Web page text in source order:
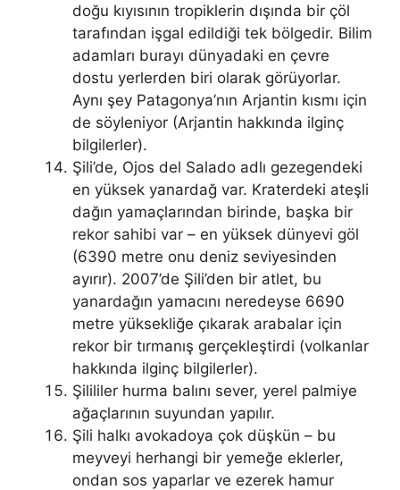
doğu kıyısının tropiklerin dışında bir çöl
tarafından işgal edildiği tek bölgedir. Bilim
adamları burayı dünyadaki en çevre
dostu yerlerden biri olarak görüyorlar.
Aynı şey Patagonya’nın Arjantin kısmı için
de söyleniyor (Arjantin hakkında ilginç
bilgilerler).
Şili’de, Ojos del Salado adlı gezegendeki
en yüksek yanardağ var. Kraterdeki ateşli
dağın yamaçlarından birinde, başka bir
rekor sahibi var – en yüksek dünyevi göl
(6390 metre onu deniz seviyesinden
ayırır). 2007’de Şili’den bir atlet, bu
yanardağın yamacını neredeyse 6690
metre yüksekliğe çıkarak arabalar için
rekor bir tırmanış gerçekleştirdi (volkanlar
hakkında ilginç bilgilerler).
Şilililer hurma balını sever, yerel palmiye
ağaçlarının suyundan yapılır.
Şili halkı avokadoya çok düşkün – bu
meyveyi herhangi bir yemeğe eklerler,
ondan sos yaparlar ve ezerek hamur